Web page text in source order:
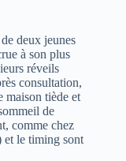
deux jeunes
à son plus
réveils
consultation,
maison tiède et
de
comme chez
et le timing sont